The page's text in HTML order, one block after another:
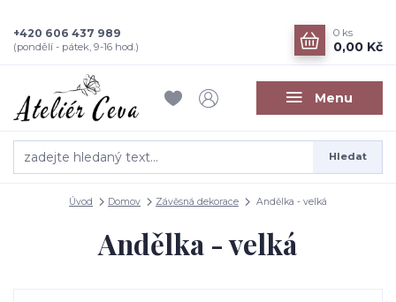
Menu
Hledat
+420 606 437 989
(pondělí - pátek, 9-16 hod.)
0 ks
0,00 Kč
Úvod Domov Závěsná dekorace Andělka - velká
Andělka - velká